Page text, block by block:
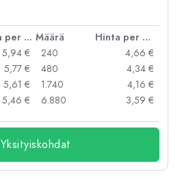
Hinta per kpl Määrä
Hinta per kpl
5,94 €
5,77 €
5,61 €
5,46 €
240
4,66 €
480
4,34 €
1.740
4,16 €
6.880
3,59 €
Yksityiskohdat